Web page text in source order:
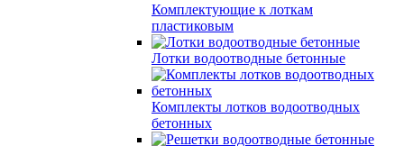
Комплектующие к лоткам
пластиковым
Лотки водоотводные бетонные
Комплекты лотков водоотводных
бетонных